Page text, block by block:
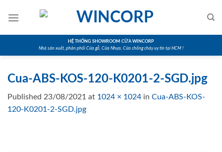
HỆ THỐNG SHOWROOM CỬA WINCORP
Nhà sản xuất, phân phối Cửa gỗ, Cửa Nhựa, Cửa chống cháy uy tín tại HCM !
Cua-ABS-KOS-120-K0201-2-SGD.jpg
Published 23/08/2021 at 1024 × 1024 in Cua-ABS-KOS-
120-K0201-2-SGD.jpg